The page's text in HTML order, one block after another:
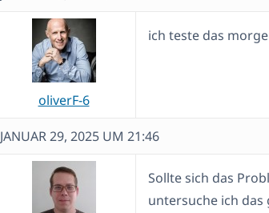
oliverF-6
ich teste das
JANUAR 29, 2025 UM 21:46
Sollte sich das
untersuche ich das